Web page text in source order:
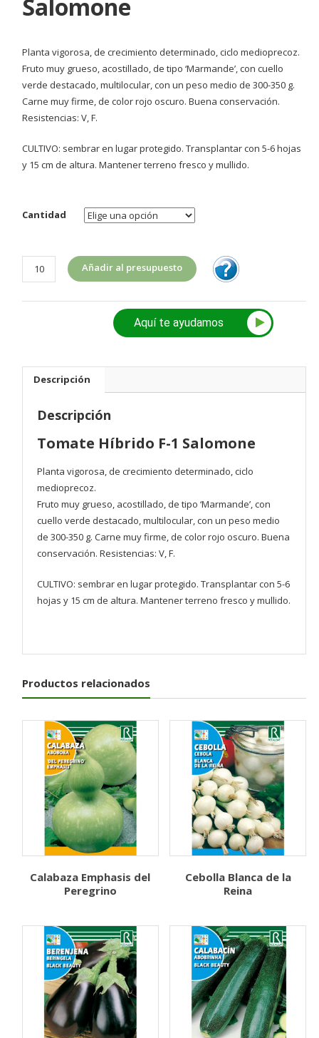
Salomone
Planta vigorosa, de crecimiento determinado, ciclo medioprecoz.
Fruto muy grueso, acostillado, de tipo ‘Marmande’, con cuello
verde destacado, multilocular, con un peso medio de 300-350 g.
Carne muy firme, de color rojo oscuro. Buena conservación.
Resistencias: V, F.
CULTIVO: sembrar en lugar protegido. Transplantar con 5-6 hojas
y 15 cm de altura. Mantener terreno fresco y mullido.
Cantidad
Tomate
Híbrido
Añadir al presupuesto
Aquí te ayudamos
Descripción
Descripción
Tomate Híbrido F-1 Salomone
Planta vigorosa, de crecimiento determinado, ciclo
medioprecoz.
Fruto muy grueso, acostillado, de tipo ‘Marmande’, con
cuello verde destacado, multilocular, con un peso medio
de 300-350 g. Carne muy firme, de color rojo oscuro. Buena
conservación. Resistencias: V, F.
CULTIVO: sembrar en lugar protegido. Transplantar con 5-6
hojas y 15 cm de altura. Mantener terreno fresco y mullido.
Productos relacionados
Calabaza Emphasis del
Peregrino
Cebolla Blanca de la
Reina